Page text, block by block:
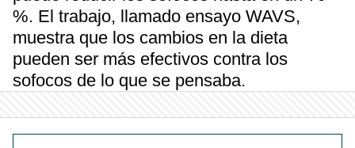
%. El trabajo, llamado ensayo WAVS,
muestra que los cambios en la dieta
pueden ser más efectivos contra los
sofocos de lo que se pensaba.